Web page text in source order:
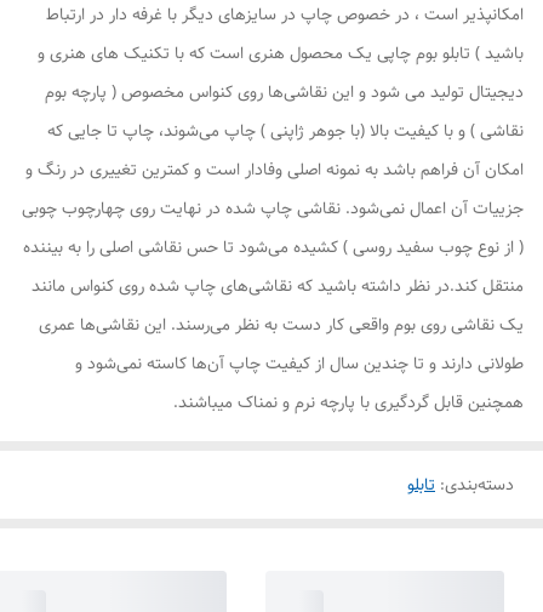
امکانپذیر است ، در خصوص چاپ در سایزهای دیگر با غرفه دار در ارتباط
باشید ) تابلو بوم چاپی یک محصول هنری است که با تکنیک های هنری و
دیجیتال تولید می شود و این نقاشی‌ها روی کنواس مخصوص ( پارچه بوم
نقاشی ) و با کیفیت بالا (با جوهر ژاپنی ) چاپ می‌شوند، چاپ تا جایی که
امکان آن فراهم باشد به نمونه اصلی وفادار است و کمترین تغییری در رنگ و
جزییات آن اعمال نمی‌شود. نقاشی چاپ شده در نهایت روی چهارچوب چوبی
( از نوع چوب سفید روسی ) کشیده می‌شود تا حس نقاشی اصلی را به بیننده
منتقل کند.در نظر داشته باشید که نقاشی‌های چاپ شده روی کنواس مانند
یک نقاشی روی بوم واقعی کار دست به نظر می‌رسند. این نقاشی‌ها عمری
طولانی دارند و تا چندین سال از کیفیت چاپ آن‌ها کاسته نمی‌شود و
همچنین قابل گردگیری با پارچه نرم و نمناک میباشند.
دسته‌بندی: تابلو